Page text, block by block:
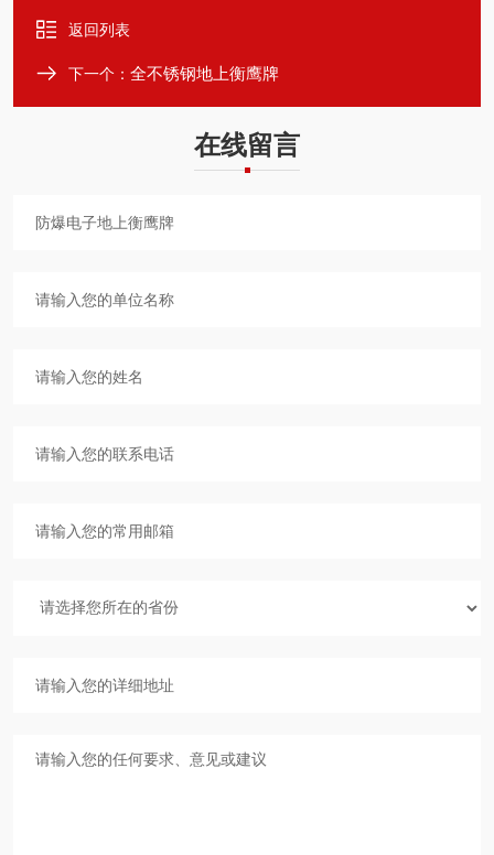
返回列表
下一个： 全不锈钢地上衡鹰牌
在线留言